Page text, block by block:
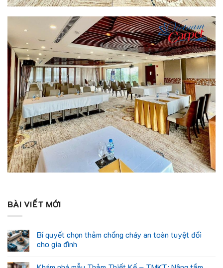
BÀI VIẾT MỚI
Bí quyết chọn thảm chống cháy an toàn tuyệt đối
cho gia đình